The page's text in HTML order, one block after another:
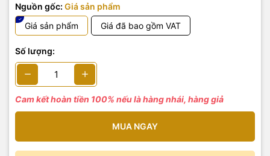
Nguồn gốc: Giá sản phẩm
Giá sản phẩm
Giá đã bao gồm VAT
Số lượng:
Cam kết hoàn tiền 100% nếu là hàng nhái, hàng giả
MUA NGAY